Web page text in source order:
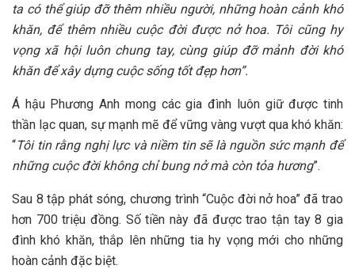
ta có thể giúp đỡ thêm nhiều người, những hoàn cảnh khó
khăn, để thêm nhiều cuộc đời được nở hoa. Tôi cũng hy
vọng xã hội luôn chung tay, cùng giúp đỡ mảnh đời khó
khăn để xây dựng cuộc sống tốt đẹp hơn”.
Á hậu Phương Anh mong các gia đình luôn giữ được tinh
thần lạc quan, sự mạnh mẽ để vững vàng vượt qua khó khăn:
“Tôi tin rằng nghị lực và niềm tin sẽ là nguồn sức mạnh để
những cuộc đời không chỉ bung nở mà còn tỏa hương”.
Sau 8 tập phát sóng, chương trình “Cuộc đời nở hoa” đã trao
hơn 700 triệu đồng. Số tiền này đã được trao tận tay 8 gia
đình khó khăn, thắp lên những tia hy vọng mới cho những
hoàn cảnh đặc biệt.